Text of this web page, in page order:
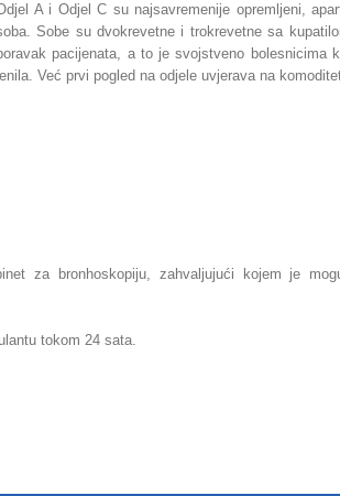
A i Odjel C su najsavremenije opremljeni,
Sobe su dvokrevetne i trokrevetne sa
pacijenata, a to je svojstveno bolesnicima
Već prvi pogled na odjele uvjerava na
za bronhoskopiju, zahvaljujući kojem je
tokom 24 sata.